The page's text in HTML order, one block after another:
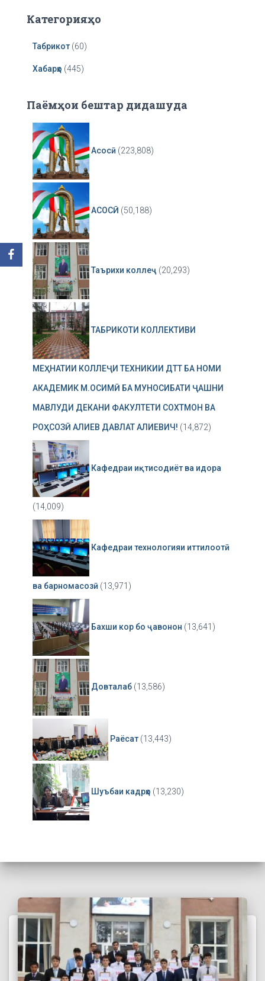
Категорияҳо
Табрикот (60)
Хабарҳо (445)
Паёмҳои бештар дидашуда
Асосӣ (223,808)
АСОСӢ (50,188)
Таърихи коллеҷ (20,293)
ТАБРИКОТИ КОЛЛЕКТИВИ
МЕҲНАТИИ КОЛЛЕҶИ ТЕХНИКИИ ДТТ БА НОМИ
АКАДЕМИК М.ОСИМӢ БА МУНОСИБАТИ ҶАШНИ
МАВЛУДИ ДЕКАНИ ФАКУЛТЕТИ СОХТМОН ВА
РОҲСОЗӢ АЛИЕВ ДАВЛАТ АЛИЕВИЧ! (14,872)
Кафедраи иқтисодиёт ва идора
(14,009)
Кафедраи технологияи иттилоотӣ
ва барномасозӣ (13,971)
Бахши кор бо ҷавонон (13,641)
Довталаб (13,586)
Раёсат (13,443)
Шуъбаи кадрҳо (13,230)